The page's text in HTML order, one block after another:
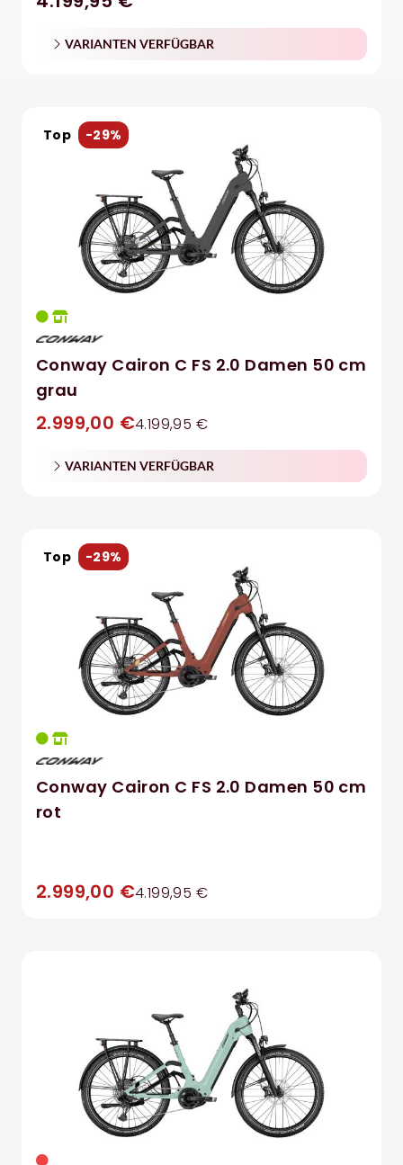
VARIANTEN VERFÜGBAR
Top -29%
Conway Cairon C FS 2.0 Damen 50 cm
grau
2.999,00 €4.199,95 €
VARIANTEN VERFÜGBAR
Top -29%
Conway Cairon C FS 2.0 Damen 50 cm
rot
2.999,00 €4.199,95 €